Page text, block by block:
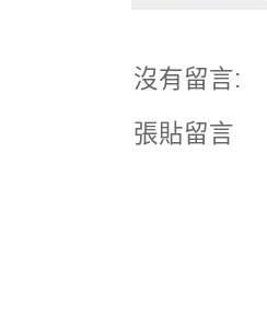
沒有留言:
張貼留言